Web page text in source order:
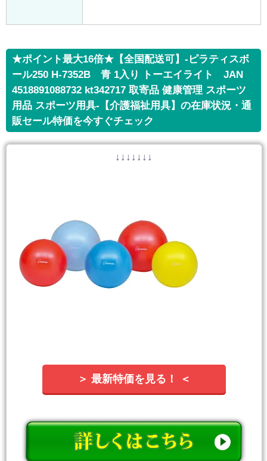
★ポイント最大16倍★【全国配送可】-ピラティスボ
ール250 H-7352B 青 1入り トーエイライト JAN
4518891088732 kt342717 取寄品 健康管理 スポーツ
用品 スポーツ用具-【介護福祉用具】の在庫状況・通
販セール特価を今すぐチェック
↓↓↓↓↓↓↓
＞ 最新特価を見る！ ＜